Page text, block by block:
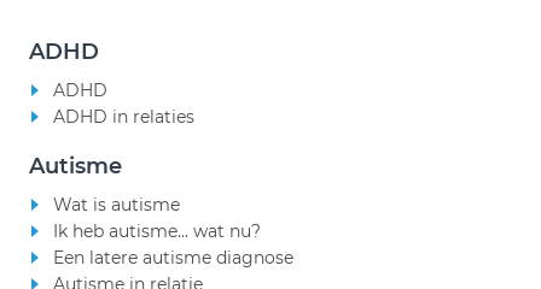
ADHD
ADHD
ADHD in relaties
Autisme
Wat is autisme
Ik heb autisme... wat nu?
Een latere autisme diagnose
Autisme in relatie